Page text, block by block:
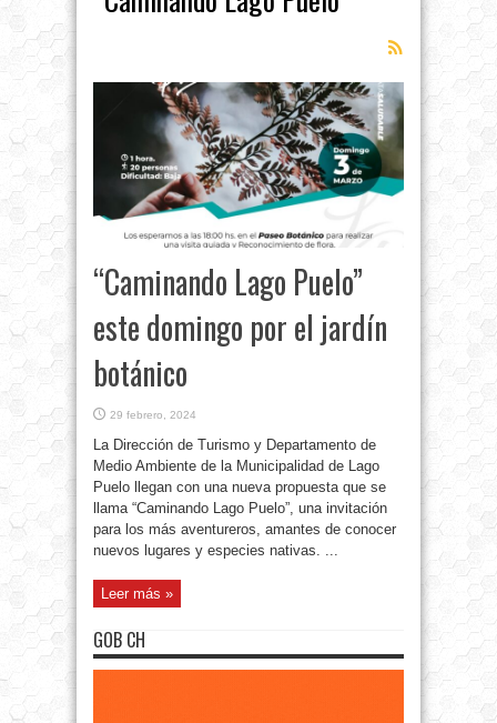
“Caminando Lago Puelo”
este domingo por el jardín
botánico
29 febrero, 2024
La Dirección de Turismo y Departamento de
Medio Ambiente de la Municipalidad de Lago
Puelo llegan con una nueva propuesta que se
llama “Caminando Lago Puelo”, una invitación
para los más aventureros, amantes de conocer
nuevos lugares y especies nativas. ...
Leer más »
GOB CH